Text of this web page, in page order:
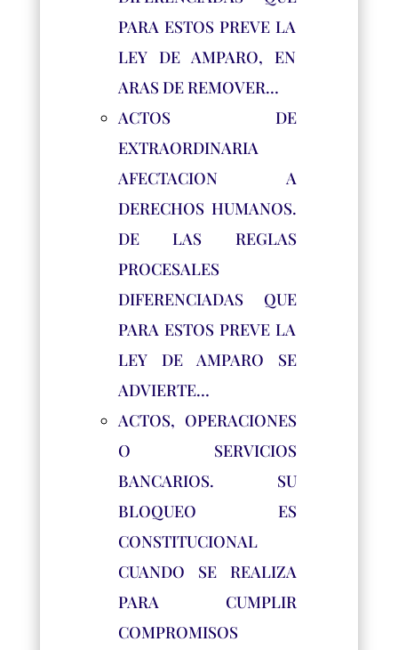
PARA ESTOS PREVE LA
LEY DE AMPARO, EN
ARAS DE REMOVER…
ACTOS DE
EXTRAORDINARIA
AFECTACION A
DERECHOS HUMANOS.
DE LAS REGLAS
PROCESALES
DIFERENCIADAS QUE
PARA ESTOS PREVE LA
LEY DE AMPARO SE
ADVIERTE…
ACTOS, OPERACIONES
O SERVICIOS
BANCARIOS. SU
BLOQUEO ES
CONSTITUCIONAL
CUANDO SE REALIZA
PARA CUMPLIR
COMPROMISOS